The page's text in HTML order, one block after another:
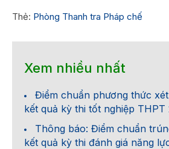
Thẻ: Phòng Thanh tra Pháp chế
Xem nhiều nhất
Điểm chuẩn phương thức
kết quả kỳ thi tốt nghiệp THPT
Thông báo: Điểm chuẩn
kết quả kỳ thi đánh giá năng